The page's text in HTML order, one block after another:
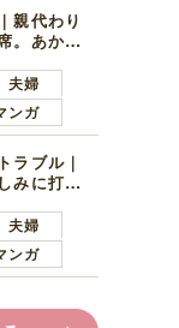
親代わり
。あから
夫婦
ンガ
ラブル｜
みに打ち
夫婦
ンガ